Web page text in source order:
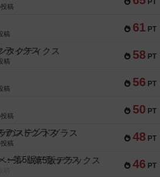
PT
稿
61 PT
稿
58 PT
タクティクス
稿
56 PT
稿
50 PT
稿
48 PT
のステンドグラス
稿
46 PT
ーン：第5版デラックス